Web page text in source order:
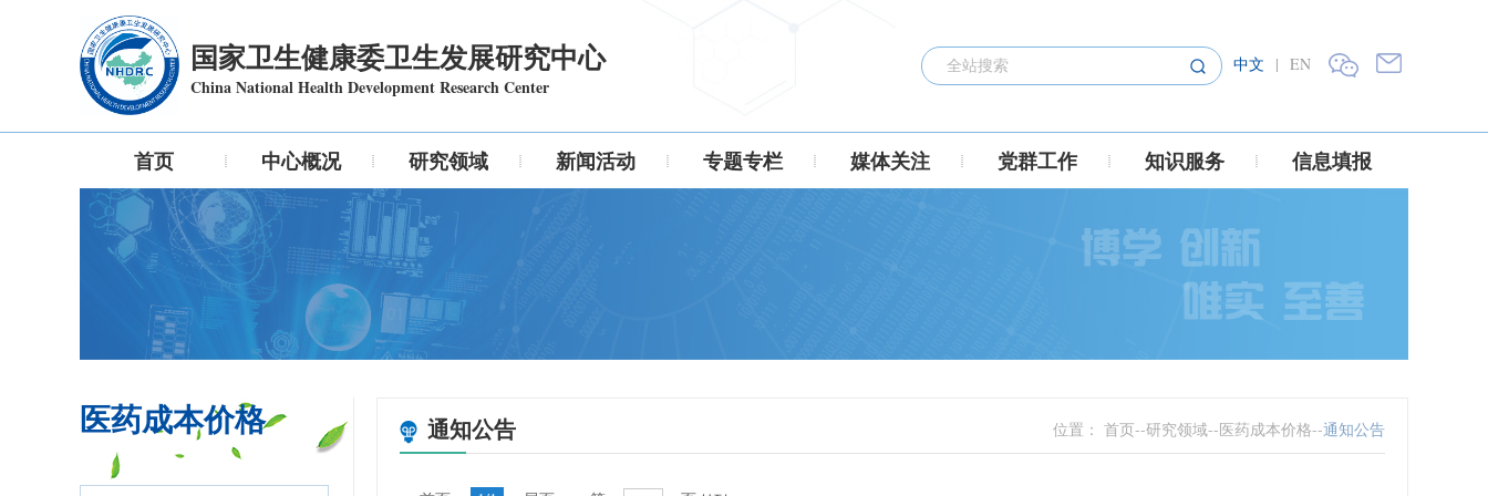
国家卫生健康委卫生发展研究中心
China National Health Development Research Center
中文 | EN
首页 中心概况 研究领域 新闻活动 专题专栏 媒体关注 党群工作 知识服务 信息填报
医药成本价格 位置： 首页--研究领域--医药成本价格--通知公告
通知公告